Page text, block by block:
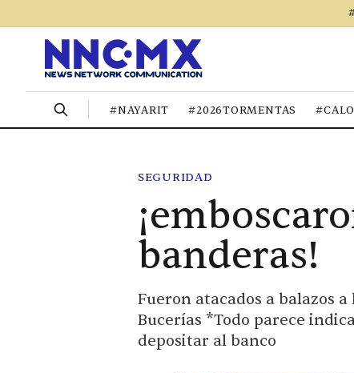
#NAYARIT #2026TORMENTAS
SEGURIDAD
banderas!
Fueron atacados a balazos
Bucerías *Todo parece
depositar al banco